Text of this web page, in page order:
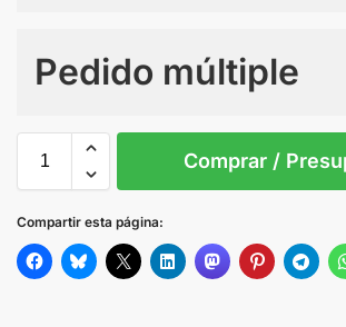
Pedido múltiple
Comprar /
Compartir esta página: